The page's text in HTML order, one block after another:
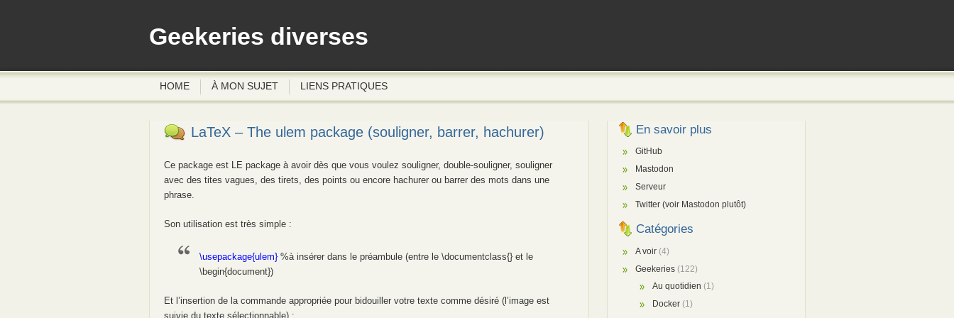
Geekeries diverses
HOME À MON SUJET LIENS PRATIQUES
LaTeX – The ulem package (souligner, barrer, hachurer)
Ce package est LE package à avoir dès que vous voulez souligner, double-souligner, souligner
avec des tites vagues, des tirets, des points ou encore hachurer ou barrer des mots dans une
phrase.
Son utilisation est très simple :
\usepackage{ulem} %à insérer dans le préambule (entre le \documentclass{} et le
\begin{document})
Et l’insertion de la commande appropriée pour bidouiller votre texte comme désiré (l’image est
suivie du texte sélectionnable) :
En savoir plus
GitHub
Mastodon
Serveur
Twitter (voir Mastodon plutôt)
Catégories
A voir (4)
Geekeries (122)
Au quotidien (1)
Docker (1)